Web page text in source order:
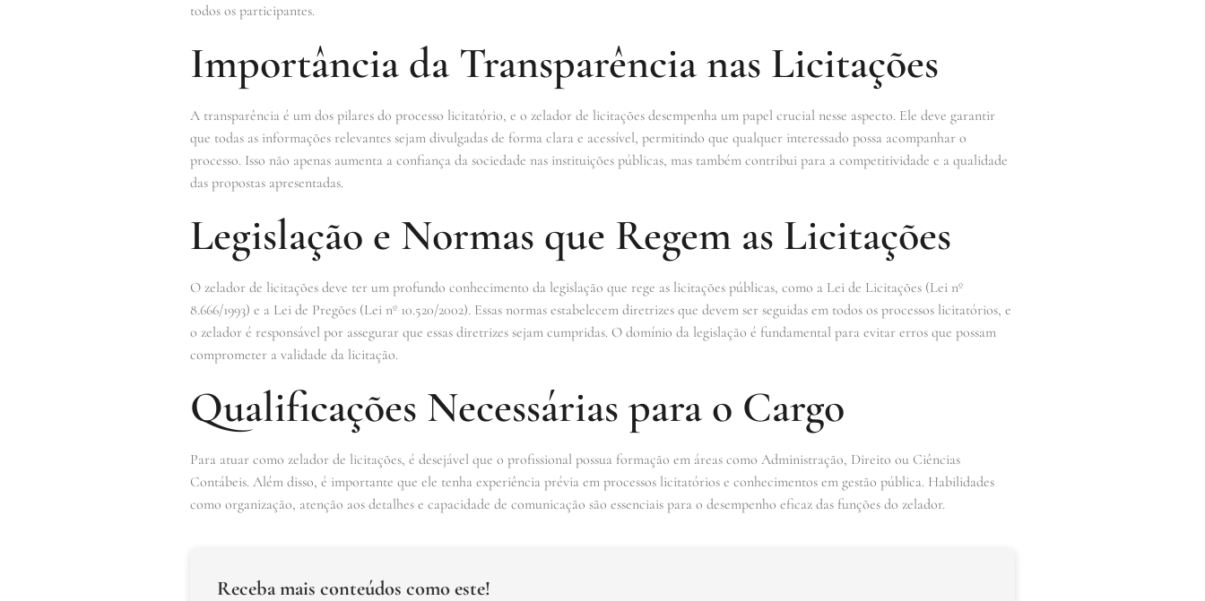
todos os participantes.
Importância da Transparência nas Licitações
A transparência é um dos pilares do processo licitatório, e o zelador de licitações desempenha um papel crucial nesse aspecto. Ele deve garantir
que todas as informações relevantes sejam divulgadas de forma clara e acessível, permitindo que qualquer interessado possa acompanhar o
processo. Isso não apenas aumenta a confiança da sociedade nas instituições públicas, mas também contribui para a competitividade e a qualidade
das propostas apresentadas.
Legislação e Normas que Regem as Licitações
O zelador de licitações deve ter um profundo conhecimento da legislação que rege as licitações públicas, como a Lei de Licitações (Lei nº
8.666/1993) e a Lei de Pregões (Lei nº 10.520/2002). Essas normas estabelecem diretrizes que devem ser seguidas em todos os processos licitatórios, e
o zelador é responsável por assegurar que essas diretrizes sejam cumpridas. O domínio da legislação é fundamental para evitar erros que possam
comprometer a validade da licitação.
Qualificações Necessárias para o Cargo
Para atuar como zelador de licitações, é desejável que o profissional possua formação em áreas como Administração, Direito ou Ciências
Contábeis. Além disso, é importante que ele tenha experiência prévia em processos licitatórios e conhecimentos em gestão pública. Habilidades
como organização, atenção aos detalhes e capacidade de comunicação são essenciais para o desempenho eficaz das funções do zelador.
Receba mais conteúdos como este!